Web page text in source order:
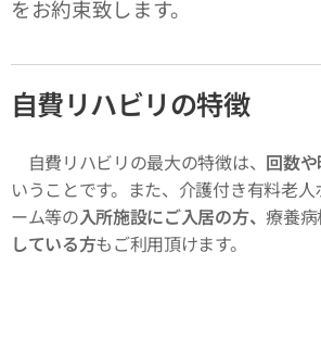
をお約束致します。
自費リハビリの特徴
自費リハビリの最大の特徴は、 回数
いうことです。また、介護付き有料老
ーム等の入所施設にご入居の方、療養
している方もご利用頂けます。